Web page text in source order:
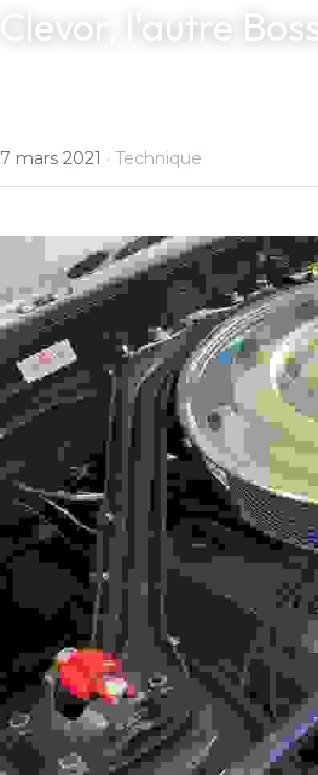
Clevor, l'autre Boss
7 mars 2021 · Technique